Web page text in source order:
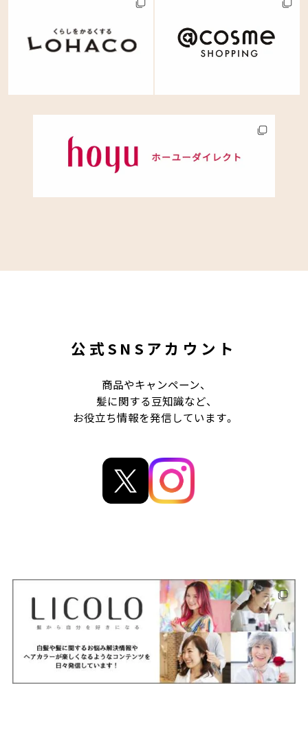
公式SNSアカウント
商品やキャンペーン、
髪に関する豆知識など、
お役立ち情報を発信しています。